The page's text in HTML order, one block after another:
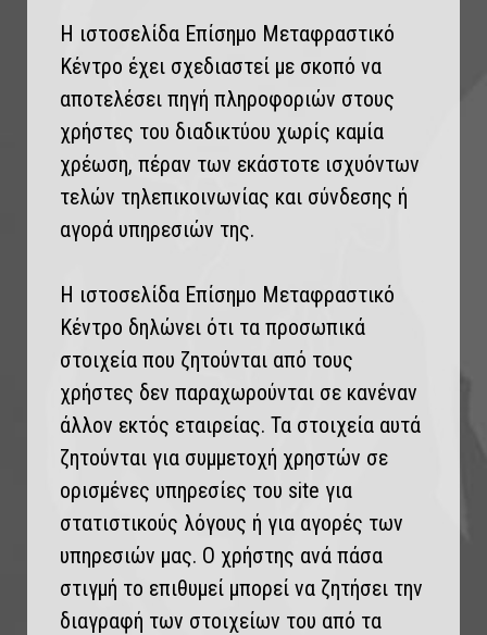
Η ιστοσελίδα Επίσημο Μεταφραστικό
Κέντρο έχει σχεδιαστεί με σκοπό να
αποτελέσει πηγή πληροφοριών στους
χρήστες του διαδικτύου χωρίς καμία
χρέωση, πέραν των εκάστοτε ισχυόντων
τελών τηλεπικοινωνίας και σύνδεσης ή
αγορά υπηρεσιών της.
Η ιστοσελίδα Επίσημο Μεταφραστικό
Κέντρο δηλώνει ότι τα προσωπικά
στοιχεία που ζητούνται από τους
χρήστες δεν παραχωρούνται σε κανέναν
άλλον εκτός εταιρείας. Τα στοιχεία αυτά
ζητούνται για συμμετοχή χρηστών σε
ορισμένες υπηρεσίες του site για
στατιστικούς λόγους ή για αγορές των
υπηρεσιών μας. Ο χρήστης ανά πάσα
στιγμή το επιθυμεί μπορεί να ζητήσει την
διαγραφή των στοιχείων του από τα